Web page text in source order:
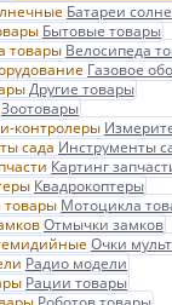
Батареи
Бытовые товары
Велосипеда
Газовое
Другие товары
Зоотовары
Инструменты
Картинг
Квадрокоптеры
Мотоцикла
Отмычки замков
Очки
Радио модели
Рации товары